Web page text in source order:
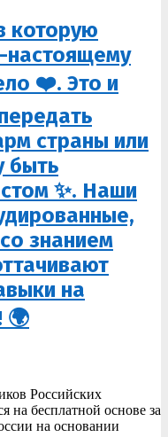
которую
настоящему
❤️. Это и
страны или
быть
✨. Наши
знанием
на
🌍
Российских
на бесплатной основе за
на основании